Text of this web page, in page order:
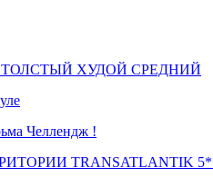
ХУДОЙ СРЕДНИЙ
Челлендж !
TRANSATLANTIK